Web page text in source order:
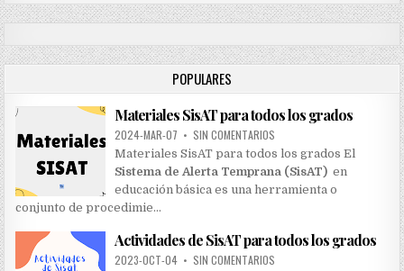
a
c
h
o
r
:
POPULARES
Materiales SisAT para todos los grados
2024-MAR-07 • SIN COMENTARIOS
Materiales SisAT para todos los grados El
Sistema de Alerta Temprana (SisAT) en
educación básica es una herramienta o
conjunto de procedimie…
Actividades de SisAT para todos los grados
2023-OCT-04 • SIN COMENTARIOS